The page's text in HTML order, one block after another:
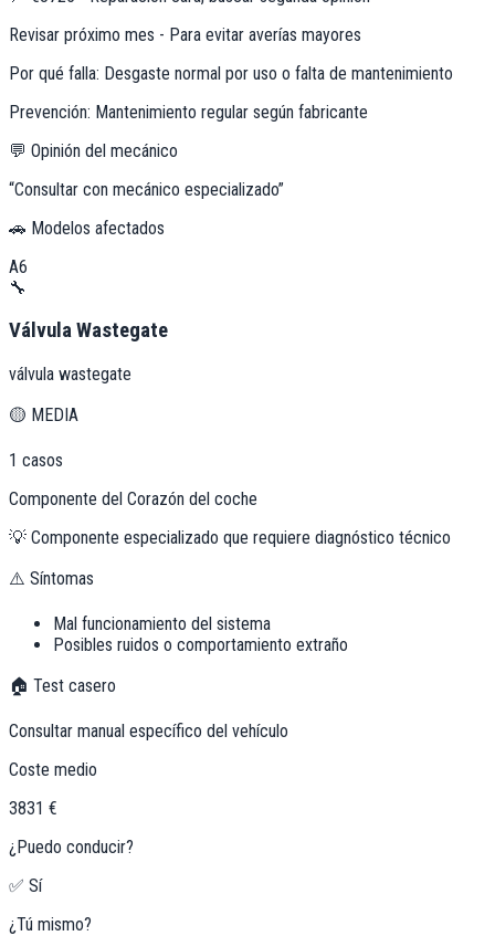
Revisar próximo mes - Para evitar averías mayores
Por qué falla: Desgaste normal por uso o falta de mantenimiento
Prevención: Mantenimiento regular según fabricante
💬 Opinión del mecánico
“Consultar con mecánico especializado”
🚗 Modelos afectados
A6
🔧
Válvula Wastegate
válvula wastegate
🟡 MEDIA
1 casos
Componente del Corazón del coche
💡 Componente especializado que requiere diagnóstico técnico
⚠️ Síntomas
Mal funcionamiento del sistema
Posibles ruidos o comportamiento extraño
🏠 Test casero
Consultar manual específico del vehículo
Coste medio
3831 €
¿Puedo conducir?
✅ Sí
¿Tú mismo?